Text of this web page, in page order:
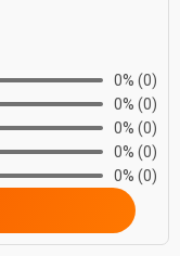
0% (0)
0% (0)
0% (0)
0% (0)
0% (0)